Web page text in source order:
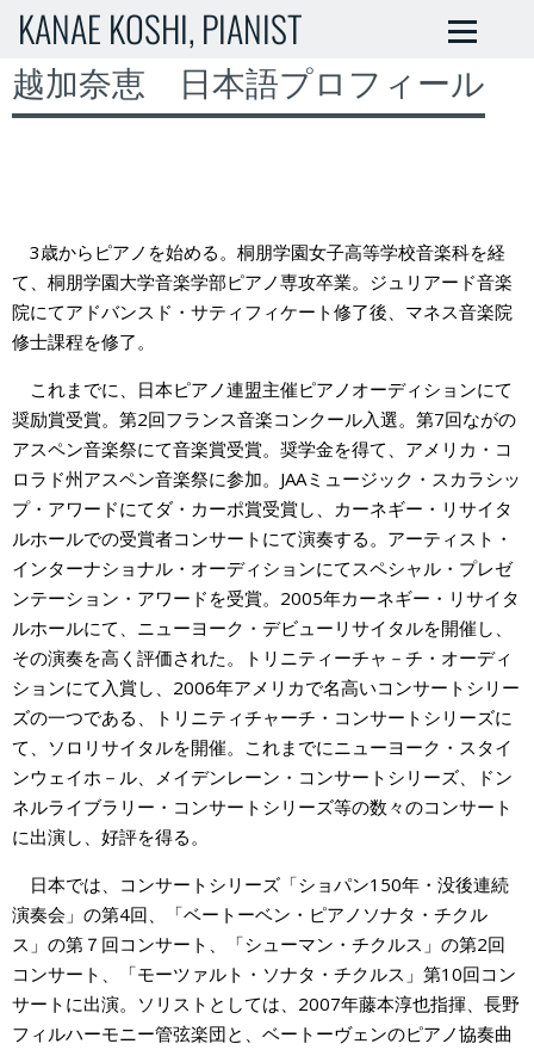
KANAE KOSHI, PIANIST
越加奈恵 日本語プロフィール
3歳からピアノを始める。桐朋学園女子高等学校音楽科を経
て、桐朋学園大学音楽学部ピアノ専攻卒業。ジュリアード音楽
院にてアドバンスド・サティフィケート修了後、マネス音楽院
修士課程を修了。
これまでに、日本ピアノ連盟主催ピアノオーディションにて
奨励賞受賞。第2回フランス音楽コンクール入選。第7回ながの
アスペン音楽祭にて音楽賞受賞。奨学金を得て、アメリカ・コ
ロラド州アスペン音楽祭に参加。JAAミュージック・スカラシッ
プ・アワードにてダ・カーポ賞受賞し、カーネギー・リサイタ
ルホールでの受賞者コンサートにて演奏する。アーティスト・
インターナショナル・オーディションにてスペシャル・プレゼ
ンテーション・アワードを受賞。2005年カーネギー・リサイタ
ルホールにて、ニューヨーク・デビューリサイタルを開催し、
その演奏を高く評価された。トリニティーチャ－チ・オーディ
ションにて入賞し、2006年アメリカで名高いコンサートシリー
ズの一つである、トリニティチャーチ・コンサートシリーズに
て、ソロリサイタルを開催。これまでにニューヨーク・スタイ
ンウェイホ－ル、メイデンレーン・コンサートシリーズ、ドン
ネルライブラリー・コンサートシリーズ等の数々のコンサート
に出演し、好評を得る。
日本では、コンサートシリーズ「ショパン150年・没後連続
演奏会」の第4回、「ベートーベン・ピアノソナタ・チクル
ス」の第７回コンサート、「シューマン・チクルス」の第2回
コンサート、「モーツァルト・ソナタ・チクルス」第10回コン
サートに出演。ソリストとしては、2007年藤本淳也指揮、長野
フィルハーモニー管弦楽団と、ベートーヴェンのピアノ協奏曲